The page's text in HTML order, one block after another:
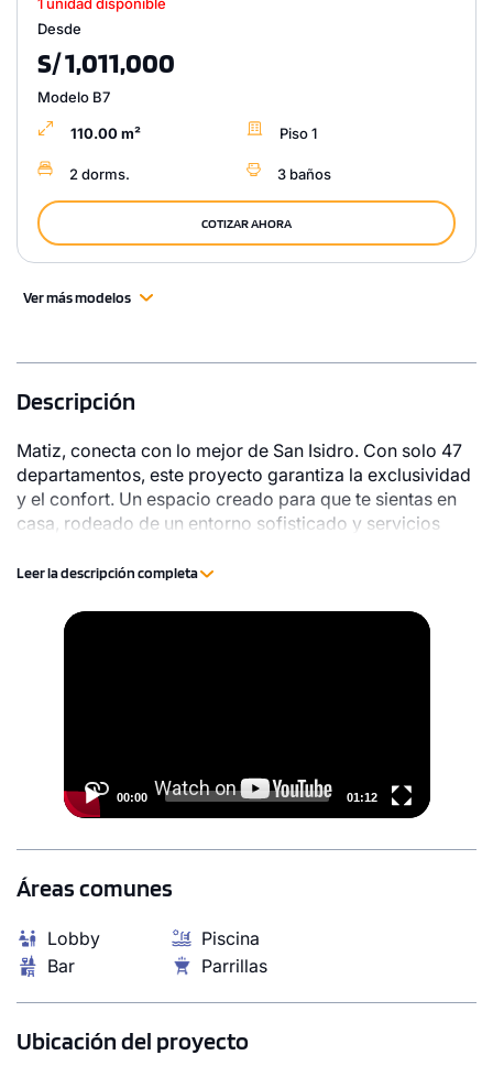
1 unidad disponible
Desde
S/ 1,011,000
Modelo B7
110.00 m² Piso 1
2 dorms. 3 baños
COTIZAR AHORA
Ver más modelos
1 unidad disponible
3 dorms. 3 baños
Descripción
Matiz, conecta con lo mejor de San Isidro. Con solo 47
departamentos, este proyecto garantiza la exclusividad
y el confort. Un espacio creado para que te sientas en
casa, rodeado de un entorno sofisticado y servicios
Leer la descripción completa
Video
00:00 01:12
Áreas comunes
Lobby
Piscina
Bar
Parrillas
Ubicación del proyecto